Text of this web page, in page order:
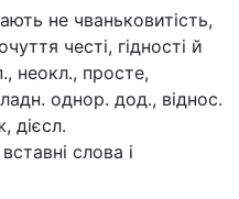
не чваньковитість,
честі, гідності й
неокл., просте,
однор. дод., віднос.
дієсл.
слова і